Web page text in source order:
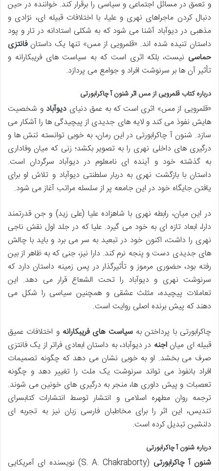
و تعمق در مسائل اجتماعی و سیاسی را برقرار کند. خواننده در حین
دنبال کردن ماجراهای نهری و علیا، با اختلافات قبیله ای، نژادی و
مذهبی در دیوآباد آشنا می شود که به شکلی استادانه در تار و پود
داستان تنیده شده اند. «قلمرویی از مس» تنها یک داستانفانتزی
حماسی نیست، بلکه اثری است که به سیاست های فریبکارانه و
تأثیر آن ها بر سرنوشت افراد و جوامع می پردازد.
درباره کتاب قلمرویی از مس اثر شنون آ چاکرابورتی
«قلمرویی از مس» اثری است که به عمق دنیای دیوآباد و شخصیت
هایش نفوذ می کند و لایه های جدیدی از پیچیدگی ها را آشکار می
سازد. شنون آ چاکرابورتی در این رمان، به خوبی توانسته تنش ها و
درگیری های داخلی نهری را به تصویر بکشد؛ زنی که میان وفاداری
به گذشته خود و آینده ای نامعلوم در دیوآباد سرگردان است.
داستان با بازگشت نهری به دربار سلطنتی دیوآباد و تلاش او برای
یافتن جایگاه خود در این جامعه پر از سلسله مراتب آغاز می شود.
در این میان، رابطه نهری با شاهزاده علیا (علی زید) و جن قدرتمند
دارا، ابعاد تازه ای به خود می گیرد. علیا که در جلد اول نقش ناجی
نهری را داشت، اکنون خود در تبعید به سر می برد و باید با چالش
های جدیدی دست و پنجه نرم کند. دارا نیز، جنی که به ظاهر از بین
رفته بود، حضوری مرموز و تأثیرگذار در پس زمینه داستان دارد که
سرنوشت نهری و دیوآباد را تحت الشعاع قرار می دهد. این
تعاملات پیچیده، مثلث عشقی و همچنین سیاسی را شکل می
دهند که پیش برنده اصلی روایت است.
چاکرابورتی با پرداختن بهسیاست های فریبکارانه و اختلافات عمیق
قبیله ای میاناجنه در دیوآباد، به داستان ابعادی فراتر از یک فانتزی
صرف می بخشد. او به خوبی نشان می دهد که چگونه تصمیمات
افراد بانفوذ می تواند سرنوشت یک ملت را تغییر دهد و چگونه
تعصبات و پیش داوری ها، منجر به درگیری های خونین می شوند.
ترجمه روان مطهره اسلامی و انتشار توسط انتشارات کتابسرای
تندیس، این اثر را برای مخاطبان فارسی زبان نیز به تجربه ای
دلنشین تبدیل کرده است.
درباره شنون آ چاکرابورتی
شنون آ چاکرابورتی
(S. A. Chakraborty) نویسنده ای آمریکایی